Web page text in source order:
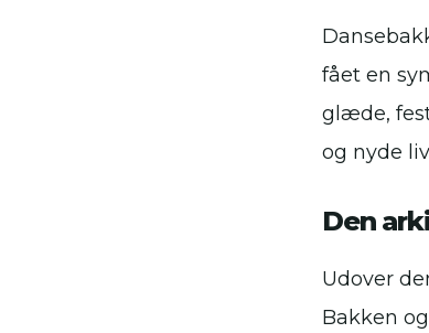
fået en
glæde,
og nyde
Den
Udover
Bakken